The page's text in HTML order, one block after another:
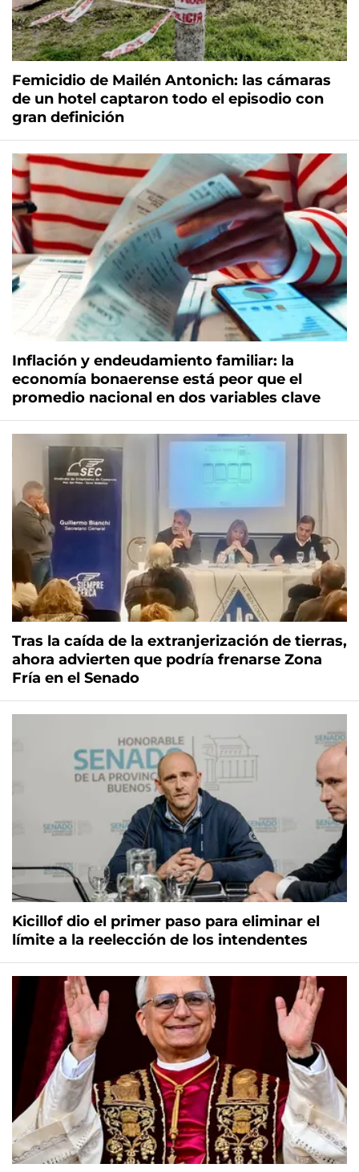
Femicidio de Mailén Antonich: las cámaras
de un hotel captaron todo el episodio con
gran definición
Inflación y endeudamiento familiar: la
economía bonaerense está peor que el
promedio nacional en dos variables clave
Tras la caída de la extranjerización de tierras,
ahora advierten que podría frenarse Zona
Fría en el Senado
Kicillof dio el primer paso para eliminar el
límite a la reelección de los intendentes